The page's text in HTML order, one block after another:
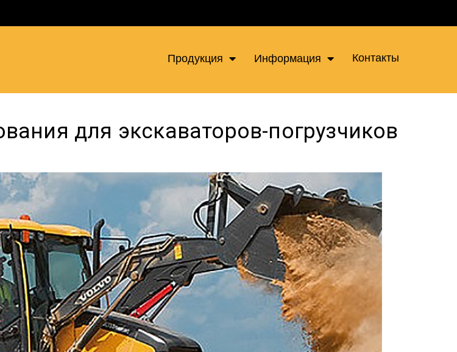
Продукция Информация Контакты
для экскаваторов-погрузчиков